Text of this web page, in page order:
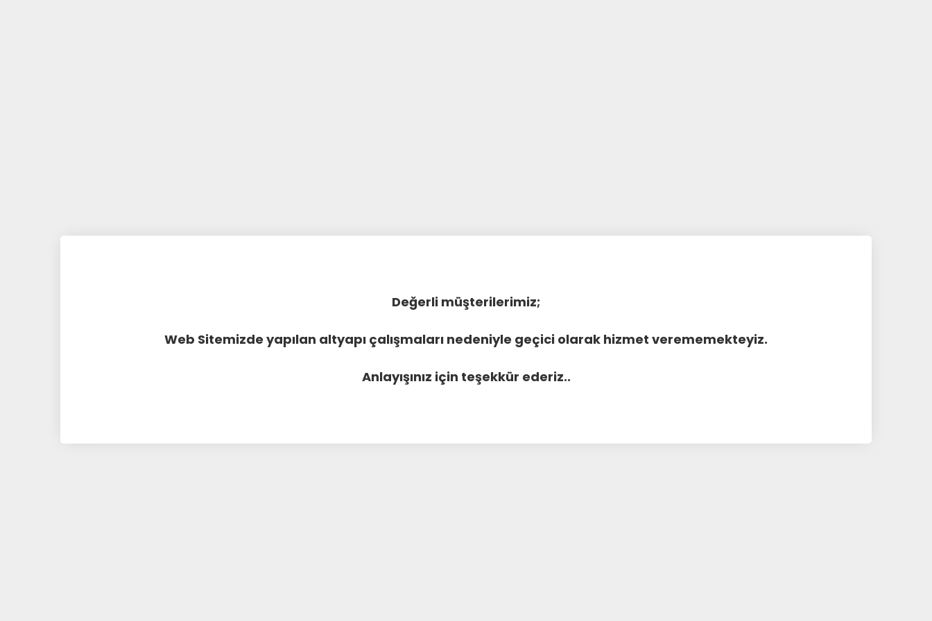
Değerli müşterilerimiz;
Web Sitemizde yapılan altyapı çalışmaları nedeniyle geçici olarak hizmet verememekteyiz.
Anlayışınız için teşekkür ederiz..